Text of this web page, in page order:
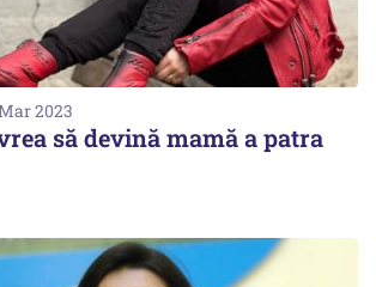
2023
să devină mamă a patra